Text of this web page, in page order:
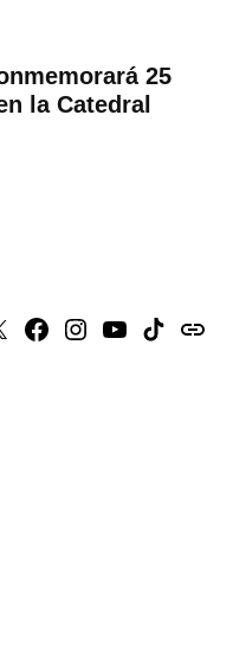
25
la Catedral
Faceboook
Instagram
YoutubeTiktokissuu